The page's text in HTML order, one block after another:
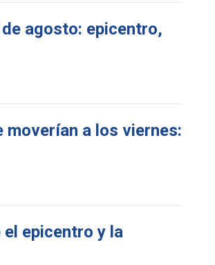
agosto: epicentro,
moverían a los viernes:
el epicentro y la